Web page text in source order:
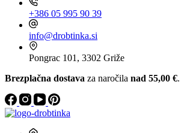
+386 05 995 90 39
info@drobtinka.si
Pongrac 101, 3302 Griže
Brezplačna dostava za naročila nad 55,00 €.